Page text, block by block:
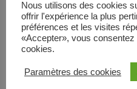
Site web
Nous utilisons des cookies
offrir l'expérience la plus
préférences et les visites
«Accepter», vous
cookies.
Paramètres des cookies